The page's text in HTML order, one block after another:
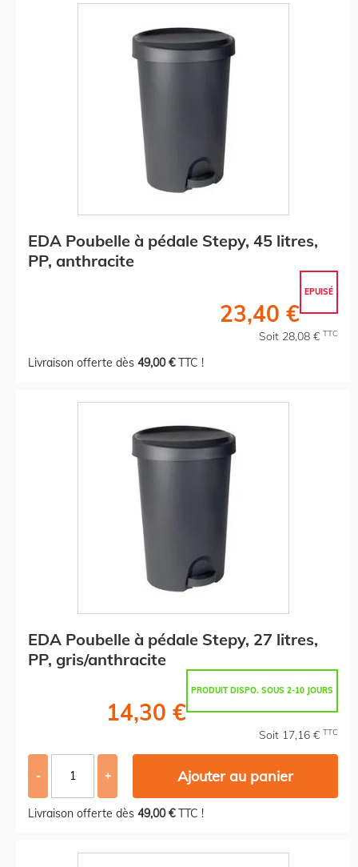
EDA Poubelle à pédale Stepy, 45 litres,
PP, anthracite
EPUISÉ
23,40 €
Soit 28,08 € TTC
Livraison offerte dès 49,00 €TTC !
EDA Poubelle à pédale Stepy, 27 litres,
PP, gris/anthracite
PRODUIT DISPO. SOUS 2-10 JOURS
14,30 €
Soit 17,16 € TTC
- + Ajouter au panier
Livraison offerte dès 49,00 €TTC !